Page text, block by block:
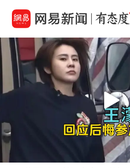
Play